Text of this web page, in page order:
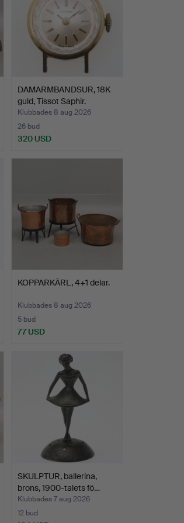
DAMARMBANDSUR, 18K
guld, Tissot Saphir.
Klubbades 8 aug 2026
26 bud
320 USD
KOPPARKÄRL, 4+1 delar.
Klubbades 8 aug 2026
5 bud
77 USD
SKULPTUR, ballerina,
brons, 1900-talets fö…
Klubbades 7 aug 2026
12 bud